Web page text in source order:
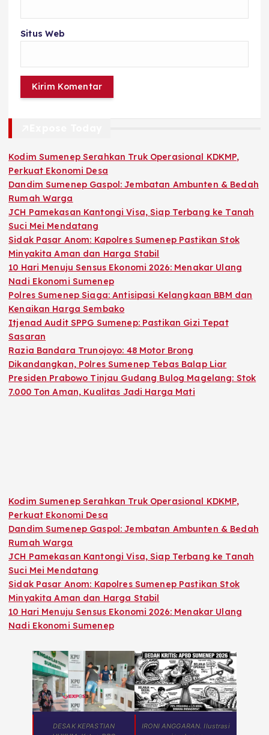
Situs Web
Kodim Sumenep Serahkan Truk Operasional KDKMP,
Perkuat Ekonomi Desa
Dandim Sumenep Gaspol: Jembatan Ambunten & Bedah
Rumah Warga
JCH Pamekasan Kantongi Visa, Siap Terbang ke Tanah
Suci Mei Mendatang
Sidak Pasar Anom: Kapolres Sumenep Pastikan Stok
Minyakita Aman dan Harga Stabil
10 Hari Menuju Sensus Ekonomi 2026: Menakar Ulang
Nadi Ekonomi Sumenep
Polres Sumenep Siaga: Antisipasi Kelangkaan BBM dan
Kenaikan Harga Sembako
Itjenad Audit SPPG Sumenep: Pastikan Gizi Tepat
Sasaran
Razia Bandara Trunojoyo: 48 Motor Brong
Dikandangkan, Polres Sumenep Tebas Balap Liar
Presiden Prabowo Tinjau Gudang Bulog Magelang: Stok
7.000 Ton Aman, Kualitas Jadi Harga Mati
Kodim Sumenep Serahkan Truk Operasional KDKMP,
Perkuat Ekonomi Desa
Dandim Sumenep Gaspol: Jembatan Ambunten & Bedah
Rumah Warga
JCH Pamekasan Kantongi Visa, Siap Terbang ke Tanah
Suci Mei Mendatang
Sidak Pasar Anom: Kapolres Sumenep Pastikan Stok
Minyakita Aman dan Harga Stabil
10 Hari Menuju Sensus Ekonomi 2026: Menakar Ulang
Nadi Ekonomi Sumenep
DESAK KEPASTIAN
IRONI ANGGARAN. Ilustrasi